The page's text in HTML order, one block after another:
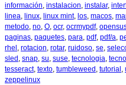
información, instalacion, instalar,
linea, linux, linux mint, los, macos,
metodo, no, O, ocr, ocrmypdf,
paginas, paquetes, para, pdf, pdf/a,
rhel , rotacion, rotar, ruidoso, se,
sled , snap, su, suse, tecnologia,
tesseract, texto, tumbleweed , tutorial ,
zeppelinux